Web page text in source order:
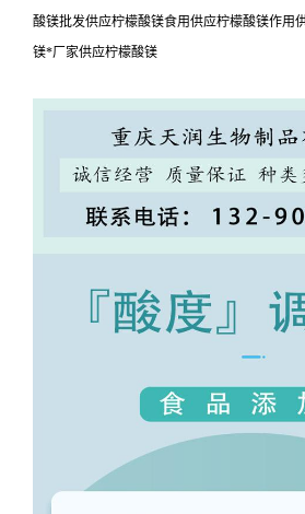
酸镁批发供应柠檬酸镁食用供应柠檬酸镁作用
镁*厂家供应柠檬酸镁